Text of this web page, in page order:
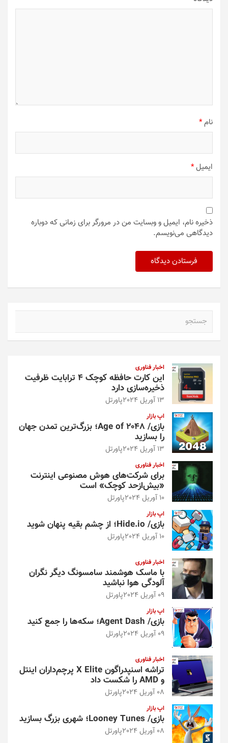
نام*
ایمیل*
ذخیره نام، ایمیل و وبسایت من در مرورگر برای زمانی که دوباره
دیدگاهی می‌نویسم.
اخبار فناوری
این کارت حافظه کوچک ۴ ترابایت ظرفیت
ذخیره‌سازی دارد
13 آوریل 2024 پاورتل
اپ بازار
بازی/ Age of 2048؛ بزرگ‌ترین تمدن جهان
را بسازید
13 آوریل 2024 پاورتل
اخبار فناوری
برای شرکت‌های هوش مصنوعی اینترنت
«بیش‌از‌حد کوچک» است
10 آوریل 2024 پاورتل
اپ بازار
بازی/ Hide.io؛ از چشم بقیه پنهان شوید
10 آوریل 2024 پاورتل
اخبار فناوری
با ماسک هوشمند سامسونگ دیگر نگران
آلودگی هوا نباشید
09 آوریل 2024 پاورتل
اپ بازار
بازی/ Agent Dash؛ سکه‌ها را جمع کنید
09 آوریل 2024 پاورتل
اخبار فناوری
تراشه اسنپدراگون X Elite پرچم‌داران اینتل
و AMD را شکست داد
08 آوریل 2024 پاورتل
اپ بازار
بازی/ Looney Tunes؛ شهری بزرگ بسازید
08 آوریل 2024 پاورتل